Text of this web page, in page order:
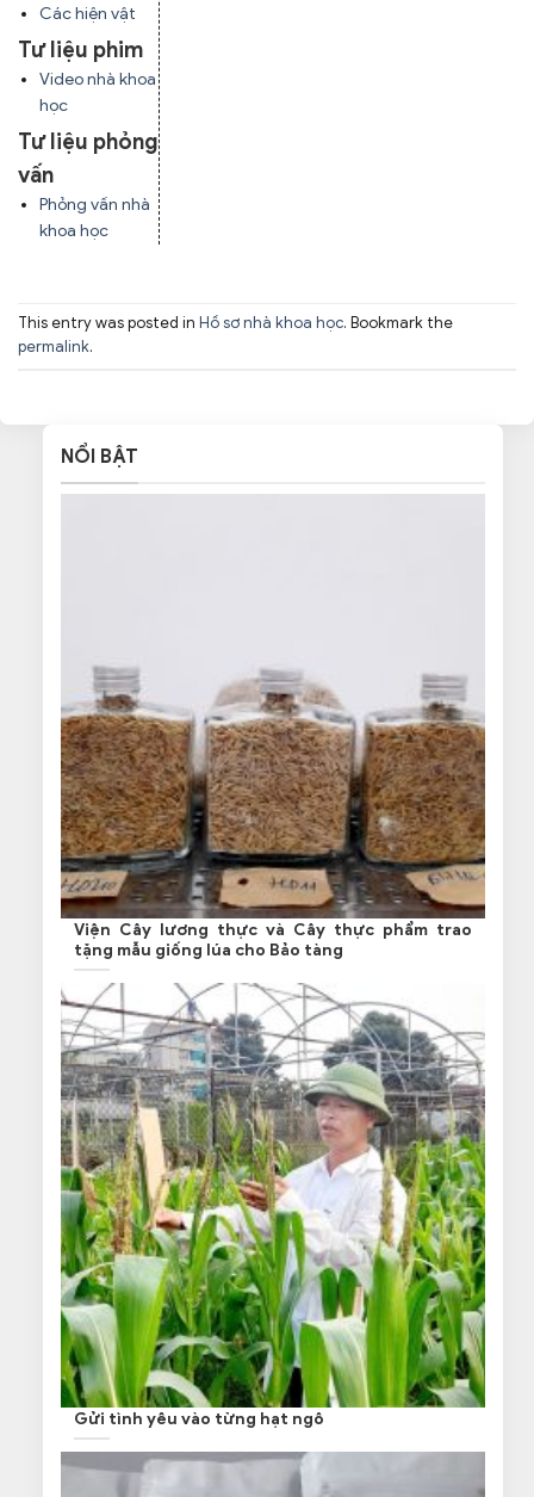
Các hiện vật
Tư liệu phim
Video nhà khoa
học
Tư liệu phỏng
vấn
Phỏng vấn nhà
khoa học
This entry was posted in Hồ sơ nhà khoa học. Bookmark the
permalink.
NỔI BẬT
Viện Cây lương thực và Cây thực phẩm trao
tặng mẫu giống lúa cho Bảo tàng
Gửi tình yêu vào từng hạt ngô